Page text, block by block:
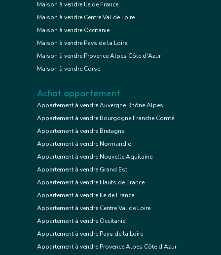
Maison à vendre Ile de France
Maison à vendre Centre Val de Loire
Maison à vendre Occitanie
Maison à vendre Pays de la Loire
Maison à vendre Provence Alpes Côte d'Azur
Maison à vendre Corse
Achat appartement
Appartement à vendre Auvergne Rhône Alpes
Appartement à vendre Bourgogne Franche Comté
Appartement à vendre Bretagne
Appartement à vendre Normandie
Appartement à vendre Nouvelle Aquitaine
Appartement à vendre Grand Est
Appartement à vendre Hauts de France
Appartement à vendre Ile de France
Appartement à vendre Centre Val de Loire
Appartement à vendre Occitanie
Appartement à vendre Pays de la Loire
Appartement à vendre Provence Alpes Côte d'Azur